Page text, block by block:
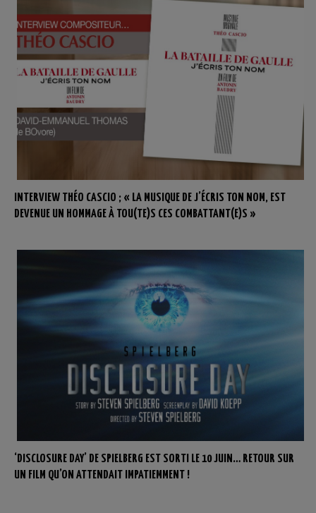
INTERVIEW THÉO CASCIO ; « LA MUSIQUE DE J’ÉCRIS TON NOM, EST
DEVENUE UN HOMMAGE À TOU(TE)S CES COMBATTANT(E)S »
‘DISCLOSURE DAY’ DE SPIELBERG EST SORTI LE 10 JUIN… RETOUR SUR
UN FILM QU’ON ATTENDAIT IMPATIEMMENT !